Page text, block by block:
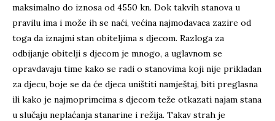
maksimalno do iznosa od 4550 kn. Dok takvih stanova u
pravilu ima i može ih se naći, većina najmodavaca zazire od
toga da iznajmi stan obiteljima s djecom. Razloga za
odbijanje obitelji s djecom je mnogo, a uglavnom se
opravdavaju time kako se radi o stanovima koji nije prikladan
za djecu, boje se da će djeca uništiti namještaj, biti preglasna
ili kako je najmoprimcima s djecom teže otkazati najam stana
u slučaju neplaćanja stanarine i režija. Takav strah je